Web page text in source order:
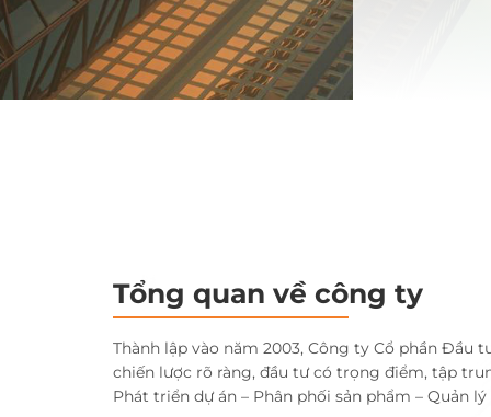
Tổng quan về công ty
Thành lập vào năm 2003, Công ty Cổ phần Đầu
chiến lược rõ ràng, đầu tư có trọng điểm, tập
Phát triển dự án – Phân phối sản phẩm – Quản